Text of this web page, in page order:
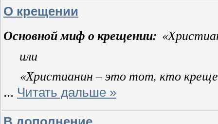
О крещении
Основной миф о крещении:
или
«Христианин – это тот, кто
... Читать дальше »